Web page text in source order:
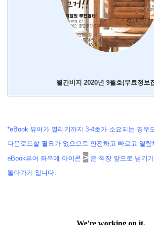
월간비지 2020년 9월호(무료정보
*eBook 뷰어가 열리기까지 3-4초가 소요되는 경우
다운로드할 필요가 없으므로 안전하고 빠르고 열
eBook뷰어 좌우에 아이콘 > 은 책장 앞으로 넘기
돌아가기 입니다.